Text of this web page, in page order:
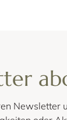
Newsletter